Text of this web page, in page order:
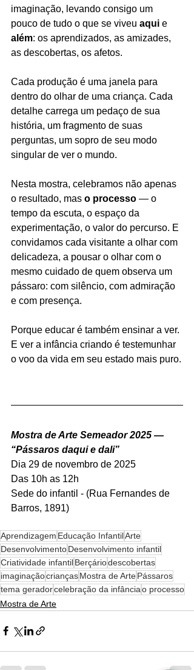
imaginação, levando consigo um
pouco de tudo o que se viveu aqui e
além: os aprendizados, as amizades,
as descobertas, os afetos.
Cada produção é uma janela para
dentro do olhar de uma criança. Cada
detalhe carrega um pedaço de sua
história, um fragmento de suas
perguntas, um sopro de seu modo
singular de ver o mundo.
Nesta mostra, celebramos não apenas
o resultado, mas o processo — o
tempo da escuta, o espaço da
experimentação, o valor do percurso. E
convidamos cada visitante a olhar com
delicadeza, a pousar o olhar com o
mesmo cuidado de quem observa um
pássaro: com silêncio, com admiração
e com presença.
Porque educar é também ensinar a ver.
E ver a infância criando é testemunhar
o voo da vida em seu estado mais puro.
Mostra de Arte Semeador 2025 —
“Pássaros daqui e dali”
Dia 29 de novembro de 2025
Das 10h as 12h
Sede do infantil - (Rua Fernandes de
Barros, 1891)
Aprendizagem Educação InfantilArte
DesenvolvimentoDesenvolvimento infantil
Criatividade infantilBerçáriodescobertas
imaginaçãocriançasMostra de ArtePássaros
tema geradorcelebração da infânciao processo
Mostra de Arte